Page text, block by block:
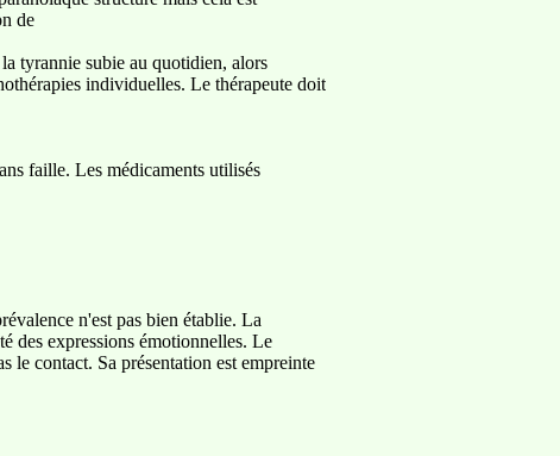
de
tyrannie subie au quotidien, alors
individuelles. Le thérapeute doit
faille. Les médicaments utilisés
n'est pas bien établie. La
des expressions émotionnelles. Le
le contact. Sa présentation est empreinte